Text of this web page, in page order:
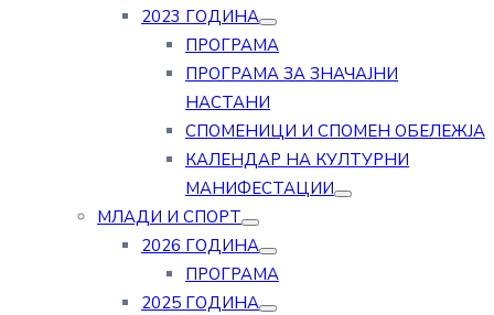
2023 ГОДИНА
ПРОГРАМА
ПРОГРАМА ЗА ЗНАЧАЈНИ
НАСТАНИ
СПОМЕНИЦИ И СПОМЕН ОБЕЛЕЖЈА
КАЛЕНДАР НА КУЛТУРНИ
МАНИФЕСТАЦИИ
МЛАДИ И СПОРТ
2026 ГОДИНА
ПРОГРАМА
2025 ГОДИНА